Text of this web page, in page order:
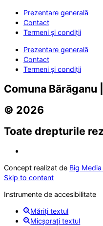
Prezentare generală
Contact
Termeni și condiții
Prezentare generală
Contact
Termeni și condiții
Comuna
© 2026
Toate drepturile
Concept realizat de Big Media
Skip to content
Instrumente de accesibilitate
Măriți textul
Micșorați textul